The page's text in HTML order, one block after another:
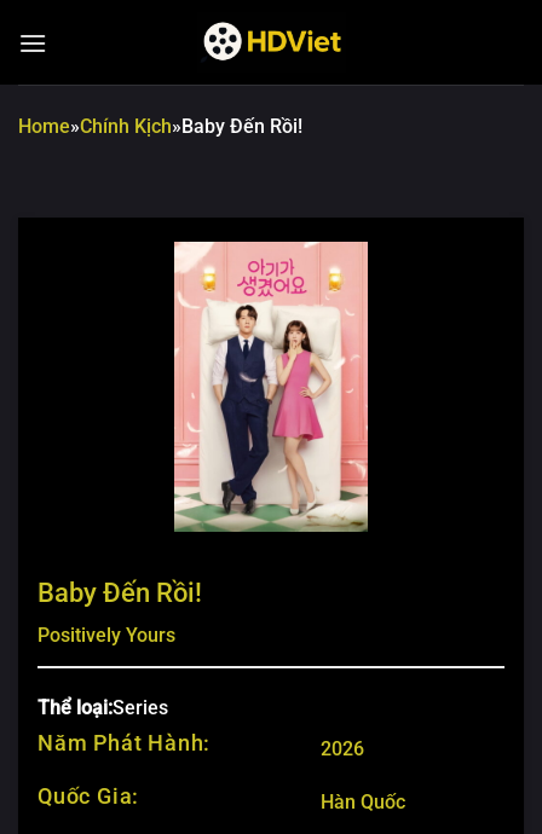
đến
Home»Chính Kịch»Baby Đến Rồi!
Baby Đến Rồi!
Positively Yours
Thể loại:Series
Năm Phát Hành: 2026
Quốc Gia: Hàn Quốc